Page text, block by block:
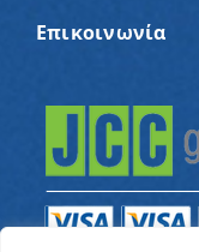
Επικοινωνία